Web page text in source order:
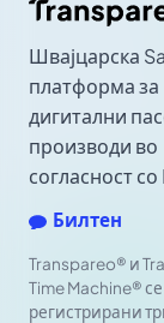
Швајцарска
платформа за
дигитални
производи во
согласност со
Билтен
Transpareo® и
Time Machine® се
регистрирани